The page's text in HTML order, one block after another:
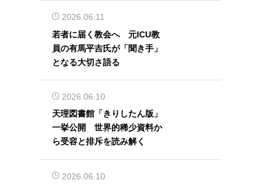
2026.06.11
若者に届く教会へ 元ICU教
員の有馬平吉氏が「聞き手」
となる大切さ語る
2026.06.10
天理図書館「きりしたん版」
一挙公開 世界的稀少資料か
ら受容と排斥を読み解く
2026.06.10